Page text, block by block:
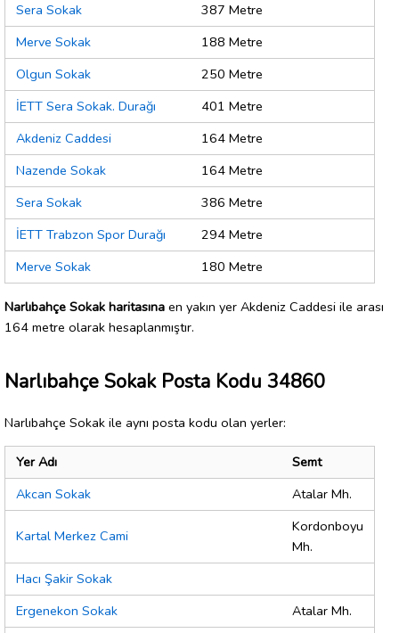
Sera Sokak
387 Metre
Merve Sokak
188 Metre
Olgun Sokak
250 Metre
İETT Sera Sokak. Durağı
401 Metre
Akdeniz Caddesi
164 Metre
Nazende Sokak
164 Metre
Sera Sokak
386 Metre
İETT Trabzon Spor Durağı
294 Metre
Merve Sokak
180 Metre
Narlıbahçe Sokak haritasına en yakın yer Akdeniz Caddesi ile arası
164 metre olarak hesaplanmıştır.
Narlıbahçe Sokak Posta Kodu 34860
Narlıbahçe Sokak ile aynı posta kodu olan yerler:
Yer Adı
Semt
Akcan Sokak
Atalar Mh.
Kartal Merkez Cami
Kordonboyu
Mh.
Hacı Şakir Sokak
Ergenekon Sokak
Atalar Mh.